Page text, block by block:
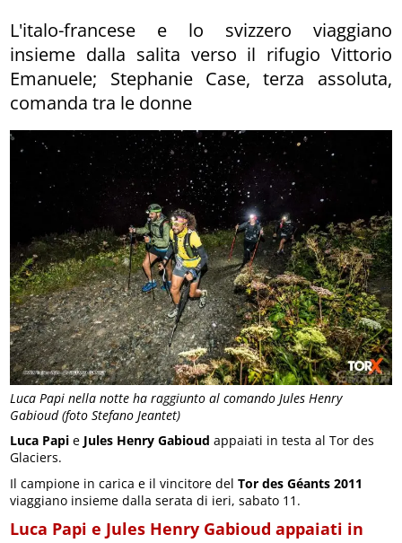
Luca Papi nella notte ha raggiunto al comando Jules Henry
Gabioud (foto Stefano Jeantet)
L'italo-francese e lo svizzero viaggiano
insieme dalla salita verso il rifugio Vittorio
Emanuele; Stephanie Case, terza assoluta,
comanda tra le donne
Luca Papi e Jules Henry Gabioud appaiati in testa al Tor des
Glaciers.
Il campione in carica e il vincitore delTor des Géants 2011
viaggiano insieme dalla serata di ieri, sabato 11.
Luca Papi e Jules Henry Gabioud appaiati in